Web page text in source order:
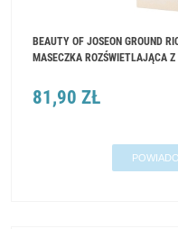
BEAUTY OF JOSEON GROUND
MASECZKA ROZŚWIETLAJĄCA
81,90 ZŁ